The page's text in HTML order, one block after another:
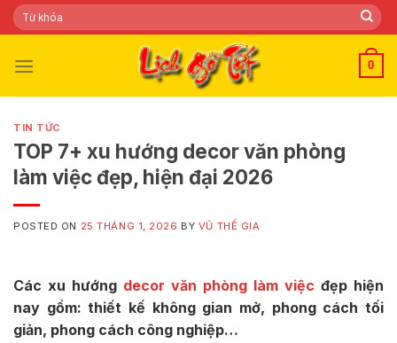
Skip
to
Tìm
kiếm:
0
TIN TỨC
TOP 7+ xu hướng decor văn phòng
làm việc đẹp, hiện đại 2026
POSTED ON 25 THÁNG 1, 2026 BY VŨ THẾ GIA
Các xu hướng decor văn phòng làm việc đẹp hiện
nay gồm: thiết kế không gian mở, phong cách tối
giản, phong cách công nghiệp…